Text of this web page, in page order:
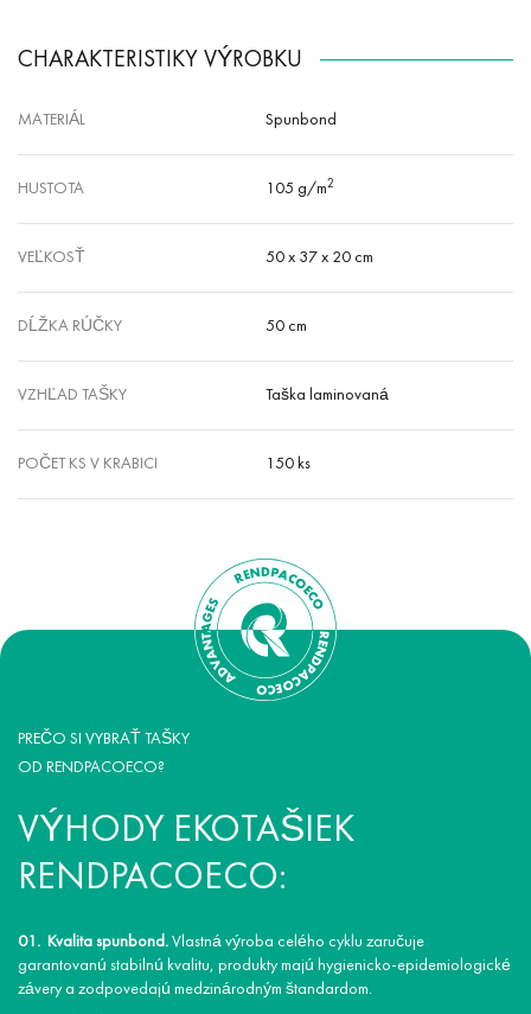
CHARAKTERISTIKY VÝROBKU
MATERIÁL Spunbond
HUSTOTA 105 g/m2
VEĽKOSŤ 50 x 37 x 20 cm
DĹŽKA RÚČKY 50 cm
VZHĽAD TAŠKY Taška laminovaná
POČET KS V KRABICI 150 ks
PREČO SI VYBRAŤ TAŠKY
OD RENDPACOECO?
VÝHODY EKOTAŠIEK
RENDPACOECO:
Kvalita spunbond.Vlastná výroba celého cyklu zaručuje
garantovanú stabilnú kvalitu, produkty majú hygienicko-epidemiologické
závery a zodpovedajú medzinárodným štandardom.